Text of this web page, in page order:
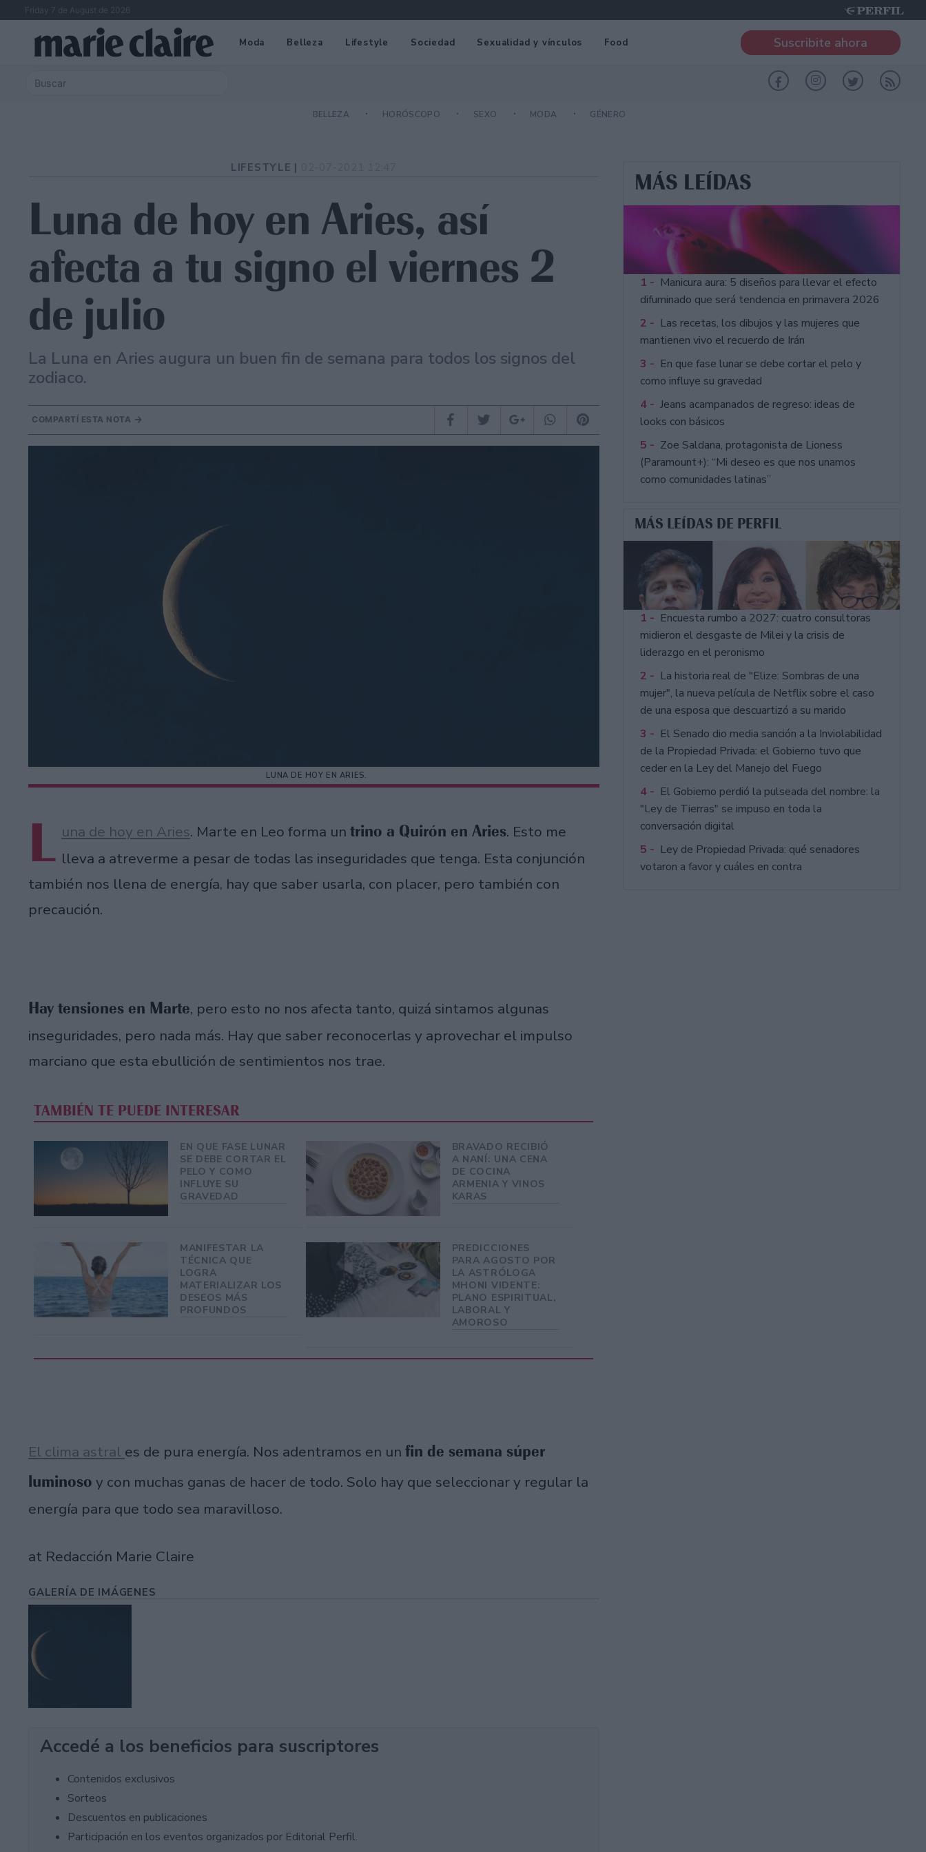
Friday 7 de August de 2026
Moda Belleza Lifestyle Sociedad Sexualidad y vínculos Food Suscribite ahora
BELLEZA HORÓSCOPO SEXO MODA GÉNERO
LIFESTYLE |
Luna de hoy en Aries, así
afecta a tu signo el viernes 2
de julio
La Luna en Aries augura un buen fin de semana para todos los signos del
zodiaco.
COMPARTÍ ESTA NOTA
LUNA DE HOY EN ARIES.
L una de hoy en Aries. Marte en Leo forma un trino a Quirón en Aries. Esto me
lleva a atreverme a pesar de todas las inseguridades que tenga. Esta conjunción
también nos llena de energía, hay que saber usarla, con placer, pero también con
precaución.
Hay tensiones en Marte, pero esto no nos afecta tanto, quizá sintamos algunas
inseguridades, pero nada más. Hay que saber reconocerlas y aprovechar el impulso
marciano que esta ebullición de sentimientos nos trae.
TAMBIÉN TE PUEDE INTERESAR
EN QUE FASE LUNAR
SE DEBE CORTAR EL
PELO Y COMO
INFLUYE SU
GRAVEDAD
BRAVADO RECIBIÓ
A NANÍ: UNA CENA
DE COCINA
ARMENIA Y VINOS
KARAS
MANIFESTAR LA
TÉCNICA QUE
LOGRA
MATERIALIZAR LOS
DESEOS MÁS
PROFUNDOS
PREDICCIONES
PARA AGOSTO POR
LA ASTRÓLOGA
MHONI VIDENTE:
PLANO ESPIRITUAL,
LABORAL Y
AMOROSO
El clima astral es de pura energía. Nos adentramos en un fin de semana súper
luminoso y con muchas ganas de hacer de todo. Solo hay que seleccionar y regular la
energía para que todo sea maravilloso.
at Redacción Marie Claire
GALERÍA DE IMÁGENES
Accedé a los beneficios para suscriptores
Contenidos exclusivos
Sorteos
Descuentos en publicaciones
Participación en los eventos organizados por Editorial Perfil.
MÁS LEÍDAS
1 - Manicura aura: 5 diseños para llevar el efecto
difuminado que será tendencia en primavera 2026
2 - Las recetas, los dibujos y las mujeres que
mantienen vivo el recuerdo de Irán
3 - En que fase lunar se debe cortar el pelo y
como influye su gravedad
4 - Jeans acampanados de regreso: ideas de
looks con básicos
5 - Zoe Saldana, protagonista de Lioness
(Paramount+): “Mi deseo es que nos unamos
como comunidades latinas”
MÁS LEÍDAS DE PERFIL
1 - Encuesta rumbo a 2027: cuatro consultoras
midieron el desgaste de Milei y la crisis de
liderazgo en el peronismo
2 - La historia real de "Elize: Sombras de una
mujer", la nueva película de Netflix sobre el caso
de una esposa que descuartizó a su marido
3 - El Senado dio media sanción a la Inviolabilidad
de la Propiedad Privada: el Gobierno tuvo que
ceder en la Ley del Manejo del Fuego
4 - El Gobierno perdió la pulseada del nombre: la
"Ley de Tierras" se impuso en toda la
conversación digital
5 - Ley de Propiedad Privada: qué senadores
votaron a favor y cuáles en contra